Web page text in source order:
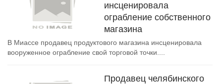
инсценировала
ограбление собственного
магазина
В Миассе продавец продуктового магазина инсценировала
вооруженное ограбление свой торговой точки....
Продавец челябинского